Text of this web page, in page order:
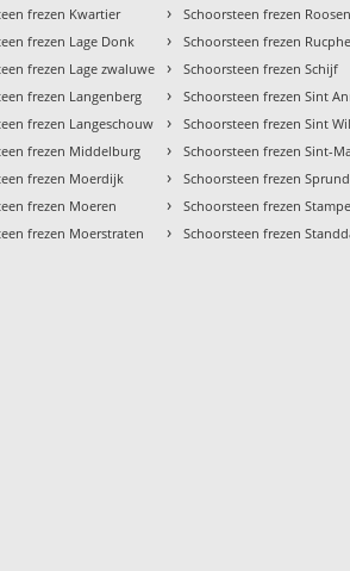
frezen Kwartier
frezen Lage Donk
frezen Lage zwaluwe
frezen Langenberg
frezen Langeschouw
frezen Middelburg
frezen Moerdijk
frezen Moeren
frezen Moerstraten
› Schoorsteen frezen
› Schoorsteen frezen
› Schoorsteen frezen Schijf
› Schoorsteen frezen Sint
› Schoorsteen frezen Sint
› Schoorsteen frezen Sint-
› Schoorsteen frezen
› Schoorsteen frezen
› Schoorsteen frezen